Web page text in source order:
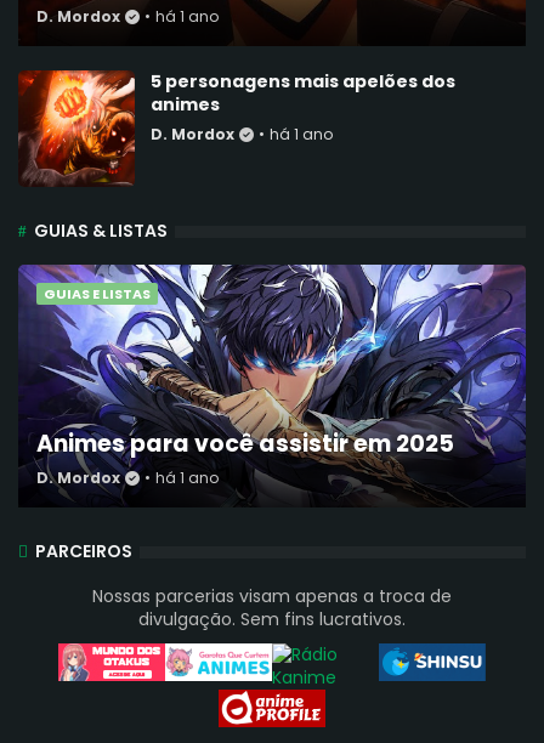
D. Mordox • há 1 ano
5 personagens mais apelões dos
animes
D. Mordox • há 1 ano
GUIAS & LISTAS
GUIAS E LISTAS
Animes para você assistir em 2025
D. Mordox • há 1 ano
PARCEIROS
Nossas parcerias visam apenas a troca de
divulgação. Sem fins lucrativos.